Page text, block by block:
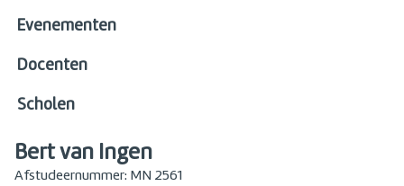
Evenementen
Docenten
Scholen
Bert van Ingen
Afstudeernummer: MN 2561